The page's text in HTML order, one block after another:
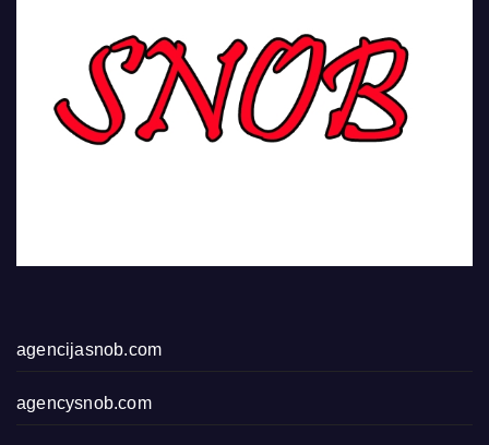
agencijasnob.com
agencysnob.com